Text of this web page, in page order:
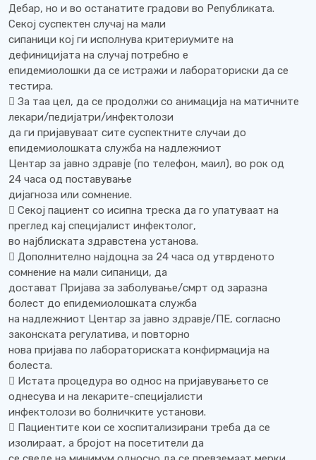
Дебар, но и во останатите градови во Републиката.
Секој суспектен случај на мали
сипаници кој ги исполнува критериумите на
дефиницијата на случај потребно е
епидемиолошки да се истражи и лабораториски да се
тестира.
 За таа цел, да се продолжи со анимација на матичните
лекари/педијатри/инфектолози
да ги пријавуваат сите суспектните случаи до
епидемиолошката служба на надлежниот
Центар за јавно здравје (по телефон, маил), во рок од
24 часа од поставување
дијагноза или сомнение.
 Секој пациент со исипна треска да го упатуваат на
преглед кај специјалист инфектолог,
во најблиската здравстена установа.
 Дополнително најдоцна за 24 часа од утврденото
сомнение на мали сипаници, да
достават Пријава за заболување/смрт од заразна
болест до епидемиолошката служба
на надлежниот Центар за јавно здравје/ПЕ, согласно
законската регулатива, и повторно
нова пријава по лабораториската конфирмација на
болеста.
 Истата процедура во однос на пријавувањето се
однесува и на лекарите-специјалисти
инфектолози во болничките установи.
 Пациентите кои се хоспитализирани треба да се
изолираат, а бројот на посетители да